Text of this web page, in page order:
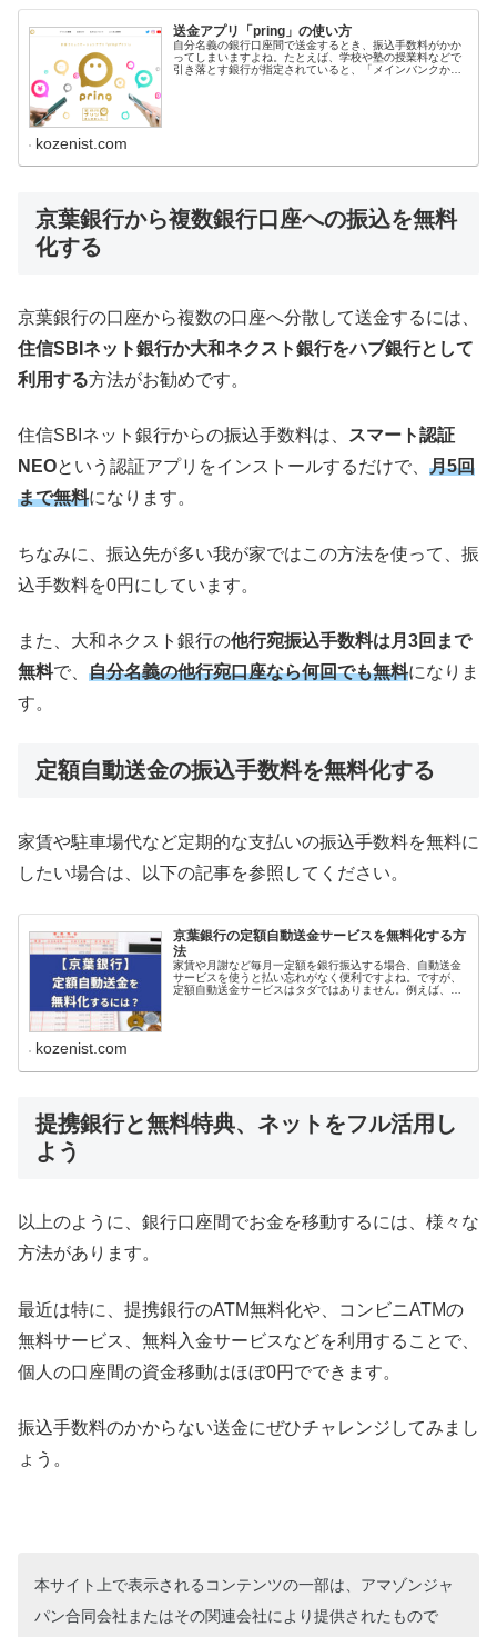
送金アプリ「pring」の使い方
自分名義の銀行口座間で送金するとき、振込手数料がかか
ってしまいますよね。たとえば、学校や塾の授業料などで
引き落とす銀行が指定されていると、「メインバンクから
kozenist.com
京葉銀行から複数銀行口座への振込を無料
化する
京葉銀行の口座から複数の口座へ分散して送金するには、
住信SBIネット銀行か大和ネクスト銀行をハブ銀行として
利用する方法がお勧めです。
住信SBIネット銀行からの振込手数料は、
スマート認証
NEOという認証アプリをインストールするだけで、 月5回
まで無料になります。
ちなみに、振込先が多い我が家ではこの方法を使って、振
込手数料を0円にしています。
また、大和ネクスト銀行の他行宛振込手数料は月3回まで
無料で、 自分名義の他行宛口座なら何回でも無料になりま
す。
定額自動送金の振込手数料を無料化する
家賃や駐車場代など定期的な支払いの振込手数料を無料に
したい場合は、以下の記事を参照してください。
京葉銀行の定額自動送金サービスを無料化する方
法
家賃や月謝など毎月一定額を銀行振込する場合、自動送金
サービスを使うと払い忘れがなく便利ですよね。ですが、
定額自動送金サービスはタダではありません。例えば、京
kozenist.com
提携銀行と無料特典、ネットをフル活用し
よう
以上のように、銀行口座間でお金を移動するには、様々な
方法があります。
最近は特に、提携銀行のATM無料化や、コンビニATMの
無料サービス、無料入金サービスなどを利用することで、
個人の口座間の資金移動はほぼ0円でできます。
振込手数料のかからない送金にぜひチャレンジしてみまし
ょう。
本サイト上で表示されるコンテンツの一部は、アマゾンジャ
パン合同会社またはその関連会社により提供されたもので